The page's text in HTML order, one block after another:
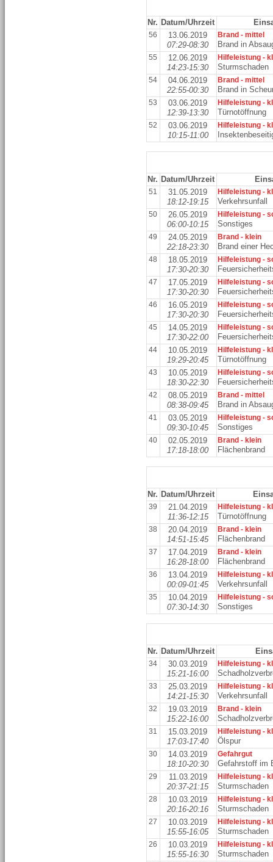
Nr. Datum/Uhrzeit
56
13.06.2019
07:29-08:30
Brand - mittel
Brand in
55
12.06.2019
14:23-15:30
Hilfeleistung -
Sturmschaden
54
04.06.2019
22:55-00:30
Brand - mittel
Brand in
53
03.06.2019
12:39-13:30
Hilfeleistung -
Türnotöffnung
52
03.06.2019
10:15-11:00
Hilfeleistung -
Nr. Datum/Uhrzeit
51
31.05.2019
18:12-19:15
Hilfeleistung -
Verkehrsunfall
50
26.05.2019
06:00-10:15
Hilfeleistung -
Sonstiges
49
24.05.2019
22:18-23:30
Brand - klein
Brand einer
48
18.05.2019
17:30-20:30
Hilfeleistung -
47
17.05.2019
17:30-20:30
Hilfeleistung -
46
16.05.2019
17:30-20:30
Hilfeleistung -
45
14.05.2019
17:30-22:00
Hilfeleistung -
44
10.05.2019
19:29-20:45
Hilfeleistung -
Türnotöffnung
43
10.05.2019
18:30-22:30
Hilfeleistung -
42
08.05.2019
08:38-09:45
Brand - mittel
Brand in
41
03.05.2019
09:30-10:45
Hilfeleistung -
Sonstiges
40
02.05.2019
17:18-18:00
Brand - klein
Flächenbrand
Nr. Datum/Uhrzeit
39
21.04.2019
11:36-12:15
Hilfeleistung -
Türnotöffnung
38
20.04.2019
14:51-15:45
Brand - klein
Flächenbrand
37
17.04.2019
16:28-18:00
Brand - klein
Flächenbrand
36
13.04.2019
00:09-01:45
Hilfeleistung -
Verkehrsunfall
35
10.04.2019
07:30-14:30
Hilfeleistung -
Sonstiges
Nr. Datum/Uhrzeit
34
30.03.2019
15:21-16:00
Hilfeleistung -
33
25.03.2019
14:21-15:30
Hilfeleistung -
Verkehrsunfall
32
19.03.2019
15:22-16:00
Brand - klein
31
15.03.2019
17:03-17:40
Hilfeleistung -
Ölspur
30
14.03.2019
18:10-20:30
Gefahrgut
Gefahrstoff im
29
11.03.2019
20:37-21:15
Hilfeleistung -
Sturmschaden
28
10.03.2019
20:16-20:16
Hilfeleistung -
Sturmschaden
27
10.03.2019
15:55-16:05
Hilfeleistung -
Sturmschaden
26
10.03.2019
15:55-16:30
Hilfeleistung -
Sturmschaden